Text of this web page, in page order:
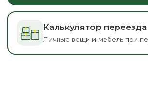
Калькулятор переезда
Личные вещи и мебель при